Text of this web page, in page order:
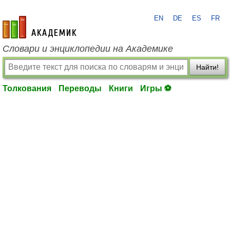
academic.ru
EN DE ES FR
Словари и энциклопедии на Академике
Найти!
Толкования Переводы Книги Игры ⚽